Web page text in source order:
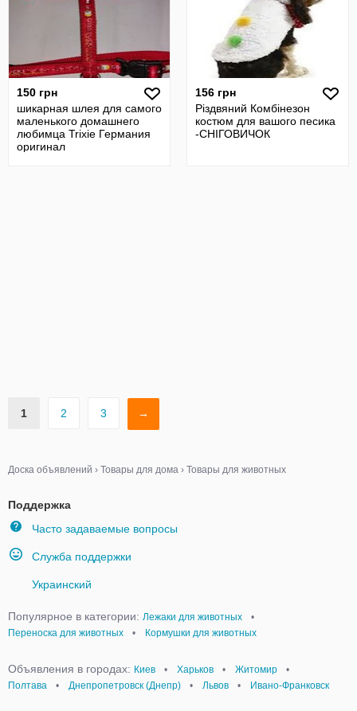
150 грн
шикарная шлея для самого
маленького домашнего
любимца Trixie Германия
оригинал
156 грн
Різдвяний Комбінезон
костюм для вашого песика
-СНІГОВИЧОК
1 2 3 →
Доска объявлений › Товары для дома › Товары для животных
Поддержка
Часто задаваемые вопросы
Служба поддержки
Украинский
Популярное в категории: Лежаки для животных
•
Переноска для животных
• Кормушки для животных
Объявления в городах: Киев • Харьков • Житомир
•
Полтава
• Днепропетровск (Днепр) • Львов • Ивано-Франковск